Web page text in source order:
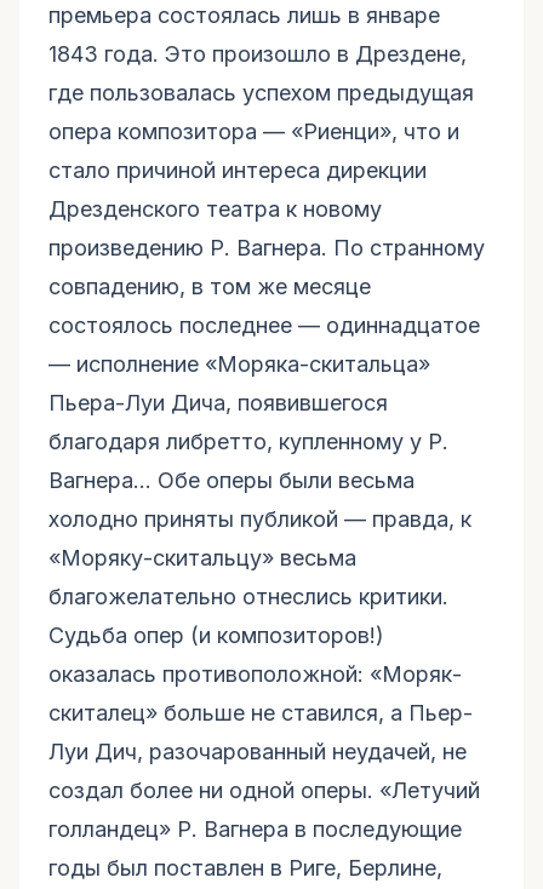
премьера состоялась лишь в январе
1843 года. Это произошло в Дрездене,
где пользовалась успехом предыдущая
опера композитора — «Риенци», что и
стало причиной интереса дирекции
Дрезденского театра к новому
произведению Р. Вагнера. По странному
совпадению, в том же месяце
состоялось последнее — одиннадцатое
— исполнение «Моряка-скитальца»
Пьера-Луи Дича, появившегося
благодаря либретто, купленному у Р.
Вагнера… Обе оперы были весьма
холодно приняты публикой — правда, к
«Моряку-скитальцу» весьма
благожелательно отнеслись критики.
Судьба опер (и композиторов!)
оказалась противоположной: «Моряк-
скиталец» больше не ставился, а Пьер-
Луи Дич, разочарованный неудачей, не
создал более ни одной оперы. «Летучий
голландец» Р. Вагнера в последующие
годы был поставлен в Риге, Берлине,